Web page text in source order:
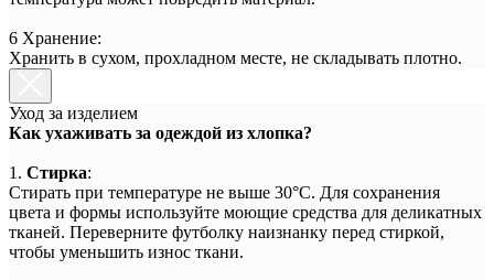
6 Хранение:
Хранить в сухом, прохладном месте, не складывать плотно.
Уход за изделием
Как ухаживать за одеждой из хлопка?
1. Стирка:
Стирать при температуре не выше 30°C. Для сохранения
цвета и формы используйте моющие средства для деликатных
тканей. Переверните футболку наизнанку перед стиркой,
чтобы уменьшить износ ткани.